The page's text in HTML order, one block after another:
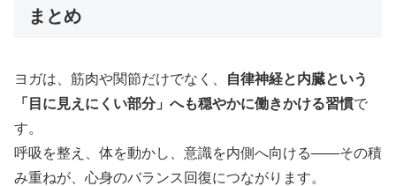
まとめ
ヨガは、筋肉や関節だけでなく、
自律神経と内臓という
「目に見えにくい部分」へも穏やかに働きかける習慣で
す。
呼吸を整え、体を動かし、意識を内側へ向ける――その積
み重ねが、心身のバランス回復につながります。